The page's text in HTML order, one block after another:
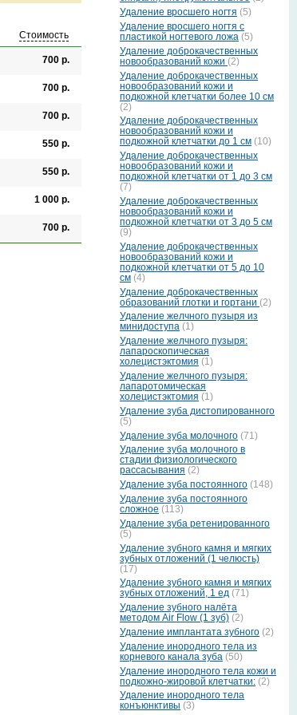
Удаление вросшего ногтя (5)
Удаление вросшего ногтя с
пластикой ногтевого ложа (5)
Удаление доброкачественных
новообразований кожи (2)
Удаление доброкачественных
новообразований кожи и
подкожной клетчатки более 10 см
(2)
Удаление доброкачественных
новообразований кожи и
подкожной клетчатки до 1 см (10)
Удаление доброкачественных
новообразований кожи и
подкожной клетчатки от 1 до 3 см
(7)
Удаление доброкачественных
новообразований кожи и
подкожной клетчатки от 3 до 5 см
(9)
Удаление доброкачественных
новообразований кожи и
подкожной клетчатки от 5 до 10
см (4)
Удаление доброкачественных
образований глотки и гортани (2)
Удаление желчного пузыря из
минидоступа (1)
Удаление желчного пузыря:
лапароскопическая
холецистэктомия (1)
Удаление желчного пузыря:
лапаротомическая
холецистэктомия (1)
Удаление зуба дистопированного
(5)
Удаление зуба молочного (71)
Удаление зуба молочного в
стадии физиологического
рассасывания (2)
Удаление зуба постоянного (148)
Удаление зуба постоянного
сложное (113)
Удаление зуба ретенированного
(5)
Удаление зубного камня и мягких
зубных отложений (1 челюсть)
(17)
Удаление зубного камня и мягких
зубных отложений, 1 ед (71)
Удаление зубного налёта
методом Air Flow (1 зуб) (2)
Удаление имплантата зубного (2)
Удаление инородного тела из
корневого канала зуба (50)
Удаление инородного тела кожи и
подкожно-жировой клетчатки: (2)
Удаление инородного тела
конъюнктивы (3)
Стоимость
700 р.
700 р.
700 р.
550 р.
550 р.
1 000 р.
700 р.